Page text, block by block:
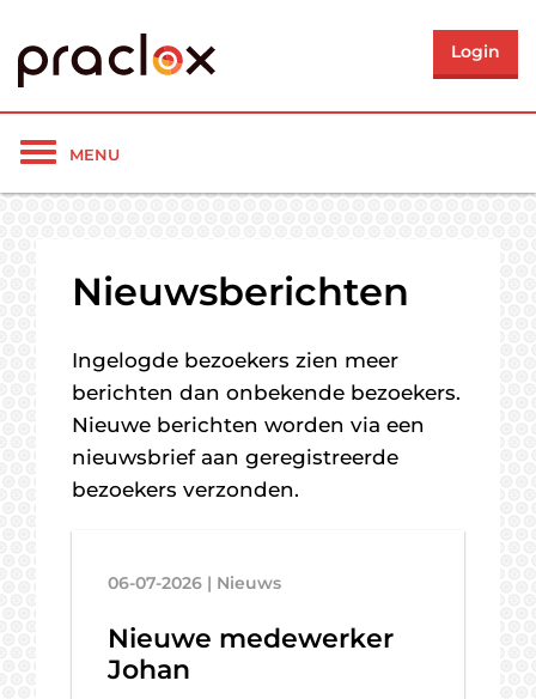
Login
Toon/verberg
MENU
Nieuwsberichten
Ingelogde bezoekers zien meer
berichten dan onbekende bezoekers.
Nieuwe berichten worden via een
nieuwsbrief aan geregistreerde
bezoekers verzonden.
06-07-2026 | Nieuws
Nieuwe medewerker
Johan